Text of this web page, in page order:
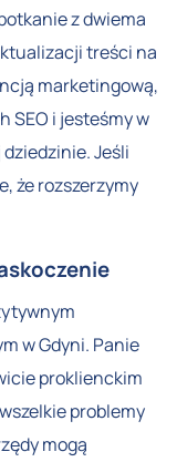
z dwiema
treści na
marketingową,
SEO i jesteśmy w
Jeśli
że rozszerzymy
w Gdyni. Panie
proklienckim
problemy
mogą